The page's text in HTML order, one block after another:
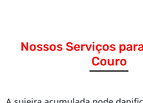
Nossos Serviços
Couro